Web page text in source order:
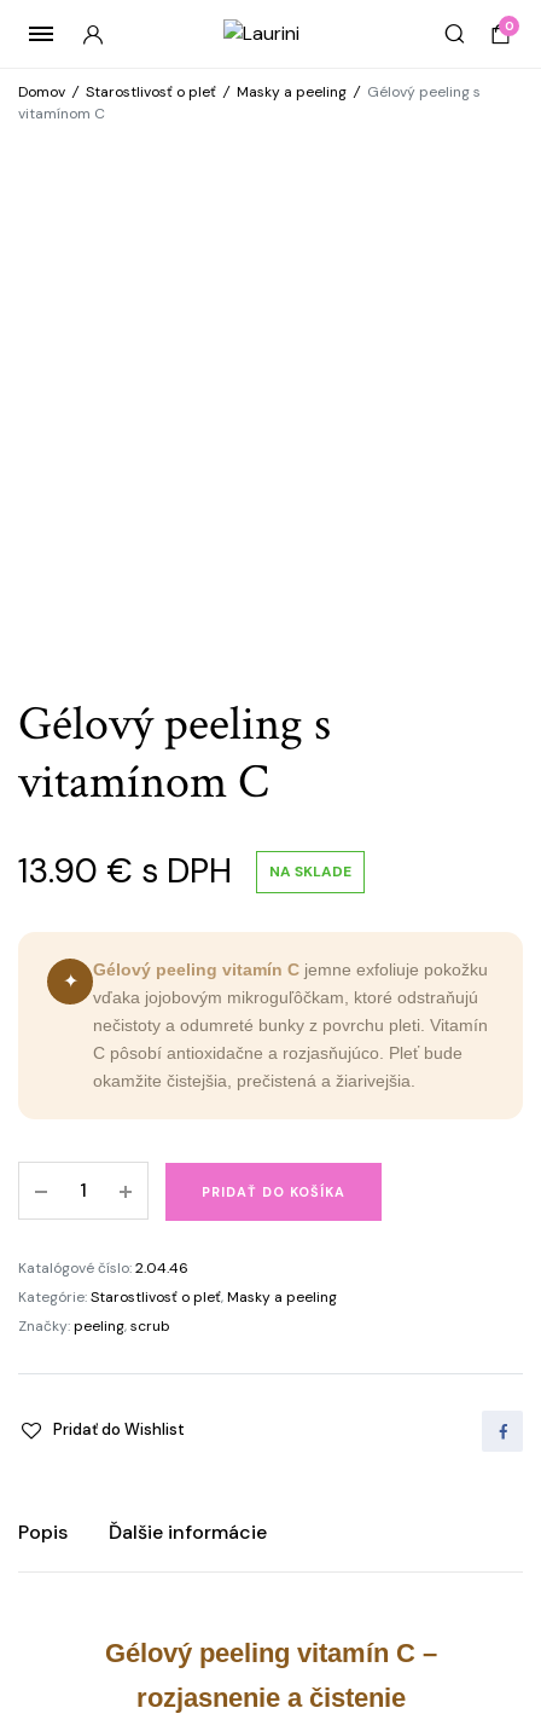
0
Domov / Starostlivosť o pleť / Masky a peeling / Gélový peeling s
vitamínom C
Gélový peeling s
vitamínom C
13.90 € s DPH NA SKLADE
✦
Gélový peeling vitamín C jemne exfoliuje pokožku
vďaka jojobovým mikroguľôčkam, ktoré odstraňujú
nečistoty a odumreté bunky z povrchu pleti. Vitamín
C pôsobí antioxidačne a rozjasňujúco. Pleť bude
okamžite čistejšia, prečistená a žiarivejšia.
peeling
vitamínom
C
quantity
PRIDAŤ DO KOŠÍKA
Katalógové číslo:2.04.46
Kategórie:Starostlivosť o pleť,Masky a peeling
Značky:peeling,scrub
Pridať do Wishlist
Popis Ďalšie informácie
Gélový peeling vitamín C –
rozjasnenie a čistenie